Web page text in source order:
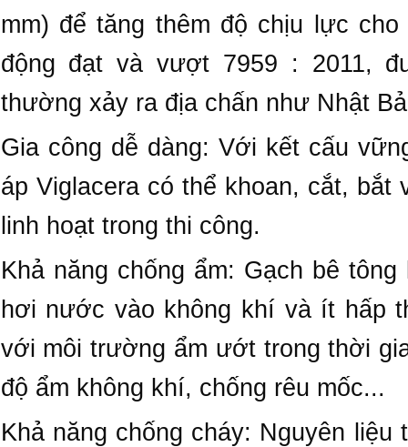
mm) để tăng thêm độ chịu lực
động đạt và vượt 7959 : 2011,
thường xảy ra địa chấn như Nhật
Gia công dễ dàng: Với kết cấu
áp Viglacera có thể khoan, cắt,
linh hoạt trong thi công.
Khả năng chống ẩm: Gạch bê
hơi nước vào không khí và ít hấp
với môi trường ẩm ướt trong thời
độ ẩm không khí, chống rêu mốc...
Khả năng chống cháy: Nguyên